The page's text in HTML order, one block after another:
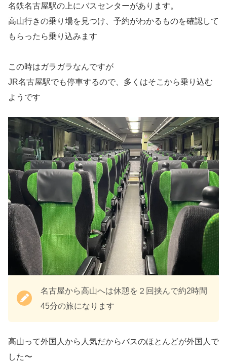
名鉄名古屋駅の上にバスセンターがあります。
高山行きの乗り場を見つけ、予約がわかるものを確認して
もらったら乗り込みます
この時はガラガラなんですが
JR名古屋駅でも停車するので、多くはそこから乗り込む
ようです
名古屋から高山へは休憩を２回挟んで約2時間
45分の旅になります
高山って外国人から人気だからバスのほとんどが外国人で
した〜